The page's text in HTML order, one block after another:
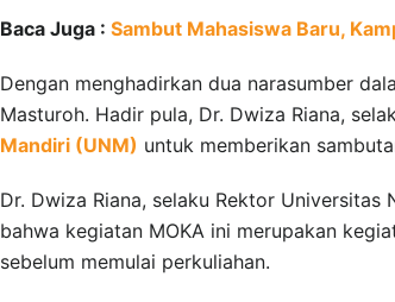
Baca Juga : Sambut Mahasiswa Baru,
Dengan menghadirkan dua narasumber
Masturoh. Hadir pula, Dr. Dwiza Riana,
Mandiri (UNM) untuk memberikan
Dr. Dwiza Riana, selaku Rektor
bahwa kegiatan MOKA ini merupakan
sebelum memulai perkuliahan.